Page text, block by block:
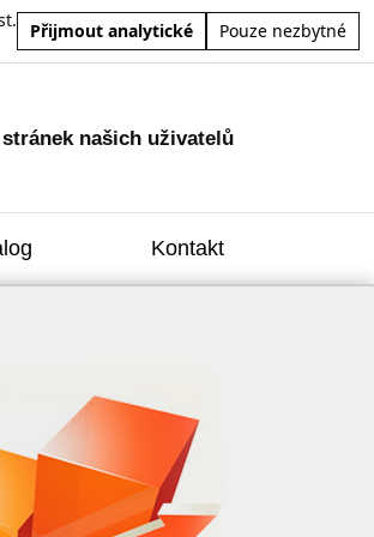
Přijmout analytické Pouze nezbytné
našich uživatelů
Kontakt